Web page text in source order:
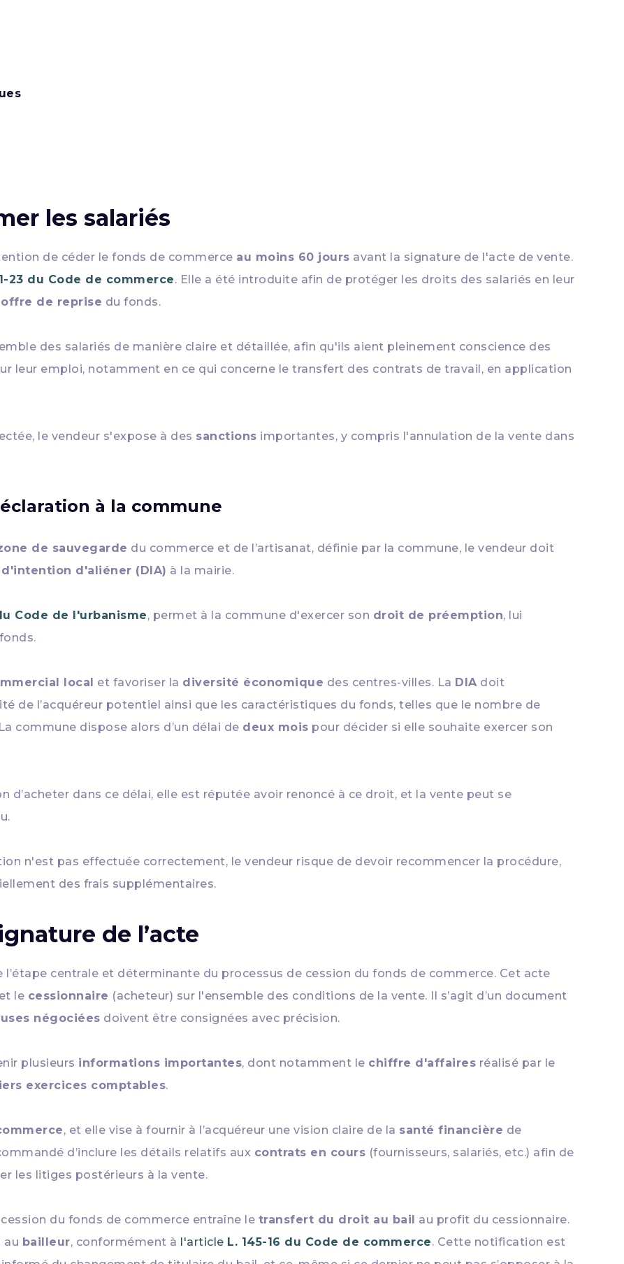
les salariés
de céder le fonds de commerce au moins 60 jours avant la signature de l'acte de vente.
23 du Code de commerce. Elle a été introduite afin de protéger les droits des salariés en leur
offre de reprise du fonds.
des salariés de manière claire et détaillée, afin qu'ils aient pleinement conscience des
leur emploi, notamment en ce qui concerne le transfert des contrats de travail, en application
le vendeur s'expose à des sanctions importantes, y compris l'annulation de la vente dans
à la commune
de sauvegarde du commerce et de l’artisanat, définie par la commune, le vendeur doit
d'aliéner (DIA) à la mairie.
Code de l'urbanisme, permet à la commune d'exercer son droit de préemption, lui
local et favoriser la diversité économique des centres-villes. La DIAdoit
de l’acquéreur potentiel ainsi que les caractéristiques du fonds, telles que le nombre de
commune dispose alors d’un délai de deux mois pour décider si elle souhaite exercer son
d’acheter dans ce délai, elle est réputée avoir renoncé à ce droit, et la vente peut se
n'est pas effectuée correctement, le vendeur risque de devoir recommencer la procédure,
des frais supplémentaires.
de l’acte
l’étape centrale et déterminante du processus de cession du fonds de commerce. Cet acte
le cessionnaire (acheteur) sur l'ensemble des conditions de la vente. Il s’agit d’un document
négociées doivent être consignées avec précision.
plusieurs informations importantes, dont notamment le chiffre d'affaires réalisé par le
exercices comptables.
, et elle vise à fournir à l’acquéreur une vision claire de la santé financière de
d’inclure les détails relatifs aux contrats en cours (fournisseurs, salariés, etc.) afin de
les litiges postérieurs à la vente.
cession du fonds de commerce entraîne le transfert du droit au bail au profit du cessionnaire.
au bailleur, conformément à l'article L. 145-16 du Code de commerce. Cette notification est